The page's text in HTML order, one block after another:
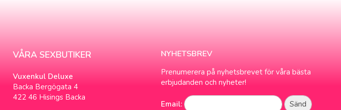
VÅRA SEXBUTIKER
Vuxenkul Deluxe
Backa Bergögata 4
422 46 Hisings Backa
NYHETSBREV
Prenumerera på nyhetsbrevet för våra bästa
erbjudanden och nyheter!
Email: